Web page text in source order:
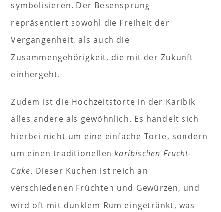
symbolisieren. Der Besensprung
repräsentiert sowohl die Freiheit der
Vergangenheit, als auch die
Zusammengehörigkeit, die mit der Zukunft
einhergeht.
Zudem ist die Hochzeitstorte in der Karibik
alles andere als gewöhnlich. Es handelt sich
hierbei nicht um eine einfache Torte, sondern
um einen traditionellenkaribischen Frucht-
Cake. Dieser Kuchen ist reich an
verschiedenen Früchten und Gewürzen, und
wird oft mit dunklem Rum eingetränkt, was